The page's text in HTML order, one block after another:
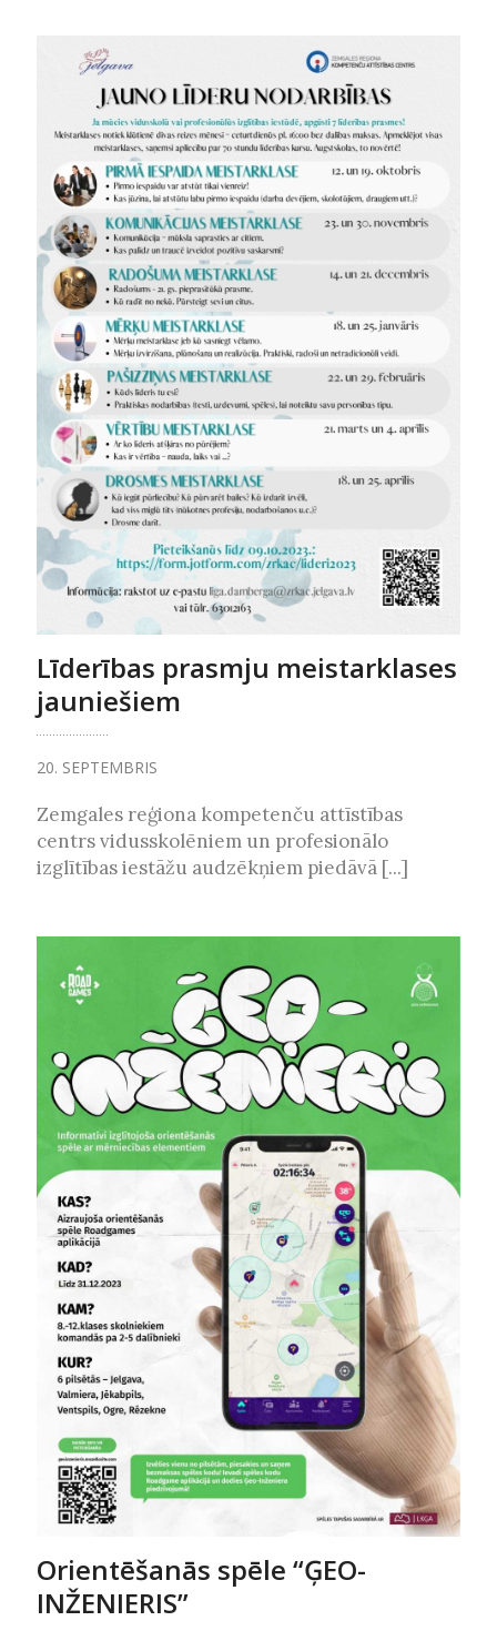
Līderības prasmju meistarklases
jauniešiem
20. SEPTEMBRIS
Zemgales reģiona kompetenču attīstības
centrs vidusskolēniem un profesionālo
izglītības iestāžu audzēkņiem piedāvā [...]
Orientēšanās spēle “ĢEO-
INŽENIERIS”